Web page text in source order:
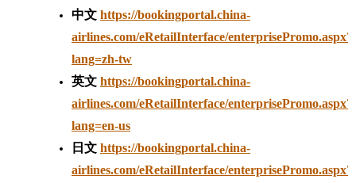
中文 https://bookingportal.china-
airlines.com/eRetailInterface/enterprisePromo.aspx?
lang=zh-tw
英文 https://bookingportal.china-
airlines.com/eRetailInterface/enterprisePromo.aspx?
lang=en-us
日文 https://bookingportal.china-
airlines.com/eRetailInterface/enterprisePromo.aspx?